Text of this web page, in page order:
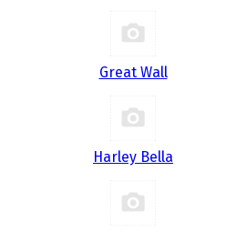
Great Wall
Harley Bella